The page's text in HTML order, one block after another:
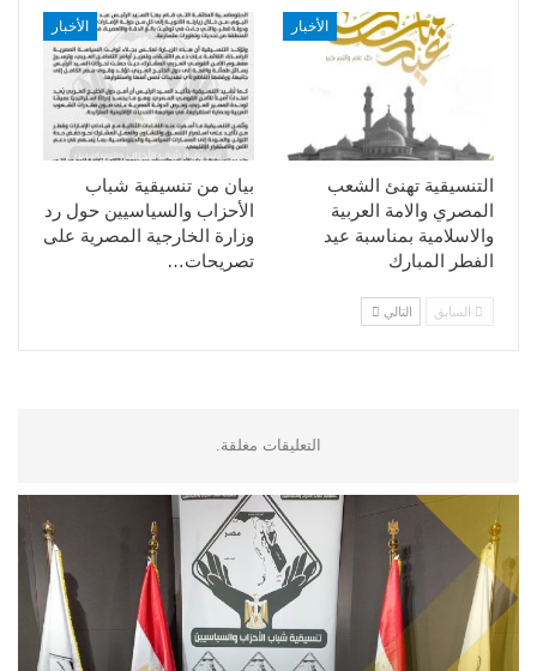
الأخبار
بيان من تنسيقية شباب
الأحزاب والسياسيين حول رد
وزارة الخارجية المصرية على
تصريحات…
الأخبار
التنسيقية تهنئ الشعب
المصري والامة العربية
والاسلامية بمناسبة عيد
الفطر المبارك
السابق التالي
التعليقات مغلقة.